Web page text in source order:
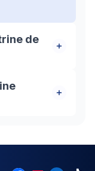
de
un vitrage
LED
des passants.
40 % des